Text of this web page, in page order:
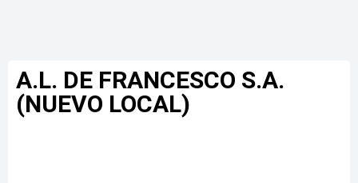
A.L. DE FRANCESCO S.A.
(NUEVO LOCAL)